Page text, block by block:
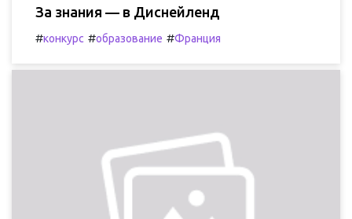
За знания — в Диснейленд
#конкурс #образование #Франция